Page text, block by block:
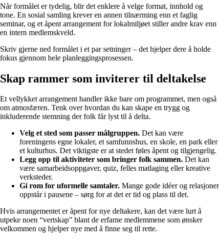
Når formålet er tydelig, blir det enklere å velge format, innhold og
tone. En sosial samling krever en annen tilnærming enn et faglig
seminar, og et åpent arrangement for lokalmiljøet stiller andre krav enn
en intern medlemskveld.
Skriv gjerne ned formålet i et par setninger – det hjelper dere å holde
fokus gjennom hele planleggingsprosessen.
Skap rammer som inviterer til deltakelse
Et vellykket arrangement handler ikke bare om programmet, men også
om atmosfæren. Tenk over hvordan du kan skape en trygg og
inkluderende stemning der folk får lyst til å delta.
Velg et sted som passer målgruppen. Det kan være
foreningens egne lokaler, et samfunnshus, en skole, en park eller
et kulturhus. Det viktigste er at stedet føles åpent og tilgjengelig.
Legg opp til aktiviteter som bringer folk sammen. Det kan
være samarbeidsoppgaver, quiz, felles matlaging eller kreative
verksteder.
Gi rom for uformelle samtaler. Mange gode idéer og relasjoner
oppstår i pausene – sørg for at det er tid og plass til det.
Hvis arrangementet er åpent for nye deltakere, kan det være lurt å
utpeke noen “vertskap” blant de erfarne medlemmene som ønsker
velkommen og hjelper nye med å finne seg til rette.